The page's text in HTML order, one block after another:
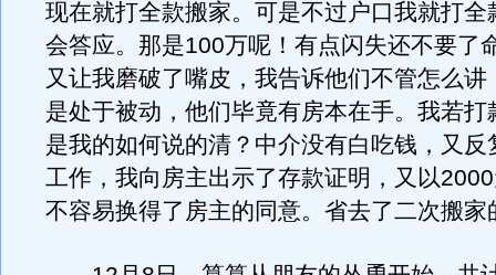
现在就打全款搬家。可是不过户口我就打全
会答应。那是100万呢！有点闪失还不要了
又让我磨破了嘴皮，我告诉他们不管怎么讲
是处于被动，他们毕竟有房本在手。我若打
是我的如何说的清？中介没有白吃钱，又反
工作，我向房主出示了存款证明，又以
不容易换得了房主的同意。省去了二次搬家